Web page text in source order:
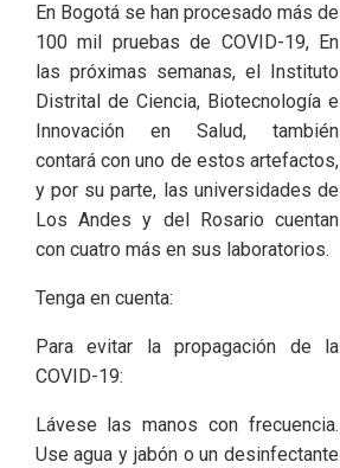
En Bogotá se han procesado más de
100 mil pruebas de COVID-19​​, En
las próximas semanas, el Instituto
Distrital de Ciencia, Biotecnología e
Innovación en Salud, también
contará con uno de estos artefactos,
y por su parte, las universidades de
Los Andes y del Rosario cuentan
con cuatro más en sus laboratorios.
Tenga en cuenta:
Para evitar la propagación de la
COVID-19:
Lávese las manos con frecuencia.
Use agua y jabón o un desinfectante